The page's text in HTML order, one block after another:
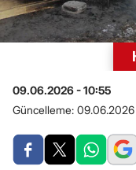
09.06.2026 - 10:55
Güncelleme: 09.06.2026